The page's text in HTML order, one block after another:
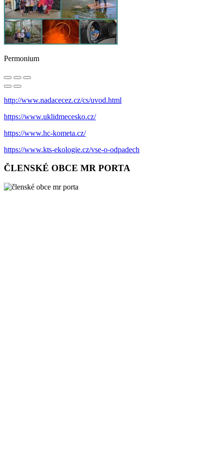
Permonium
http://www.nadacecez.cz/cs/uvod.html
https://www.uklidmecesko.cz/
https://www.hc-kometa.cz/
https://www.kts-ekologie.cz/vse-o-odpadech
ČLENSKÉ OBCE MR PORTA